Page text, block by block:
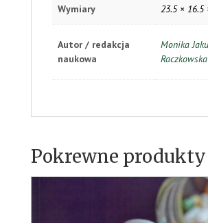
Wymiary 23.5 × 16.5
Autor / redakcja
naukowa
Monika
Raczkowska
Pokrewne produkty